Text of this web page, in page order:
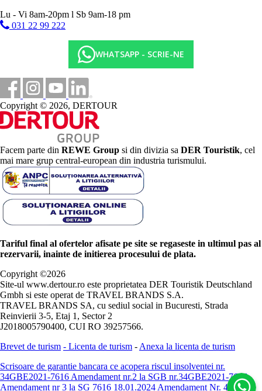
Lu - Vi 8am-20pm l Sb 9am-18 pm
031 22 99 222
WHATSAPP - SCRIE-NE
Copyright © 2026, DERTOUR
Facem parte din REWE Group si din divizia sa DER Touristik, cel
mai mare grup central-european din industria turismului.
Tariful final al ofertelor afisate pe site se regaseste in ultimul pas al
rezervarii, inainte de initierea procesului de plata.
Copyright ©2026
Site-ul www.dertour.ro este proprietatea DER Touristik Deutschland
Gmbh si este operat de TRAVEL BRANDS S.A.
TRAVEL BRANDS SA, cu sediul social in Bucuresti, Strada
Reinvierii 3-5, Etaj 1, Sector 2
J2018005790400, CUI RO 39257566.
Brevet de turism - Licenta de turism - Anexa la licenta de turism
Scrisoare de garantie bancara ce acopera riscul insolventei nr.
34GBE2021-7616 Amendament nr.2 la SGB nr.34GBE2021-7616
Amendament nr 3 la SG 7616 18.01.2024 Amendament Nr. 4 -